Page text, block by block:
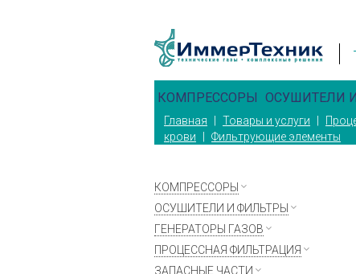
КОМПРЕССОРЫ ОСУШИТЕЛИ
Главная Товары и услуги
крови
Фильтрующие элементы
КОМПРЕССОРЫ
ОСУШИТЕЛИ И ФИЛЬТРЫ
ГЕНЕРАТОРЫ ГАЗОВ
ПРОЦЕССНАЯ ФИЛЬТРАЦИЯ
ЗАПАСНЫЕ ЧАСТИ